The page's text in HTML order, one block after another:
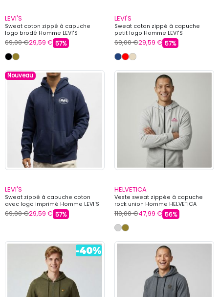
LEVI'S
Sweat coton zippé à capuche
logo brodé Homme LEVI'S
69,00 €29,59 € 57%
LEVI'S
Sweat coton zippé à capuche
petit logo Homme LEVI'S
69,00 €29,59 € 57%
Nouveau
LEVI'S
Sweat zippé à capuche coton
avec logo imprimé Homme LEVI'S
69,00 €29,59 € 57%
HELVETICA
Veste sweat zippée à capuche
rock union Homme HELVETICA
110,00 €47,99 € 56%